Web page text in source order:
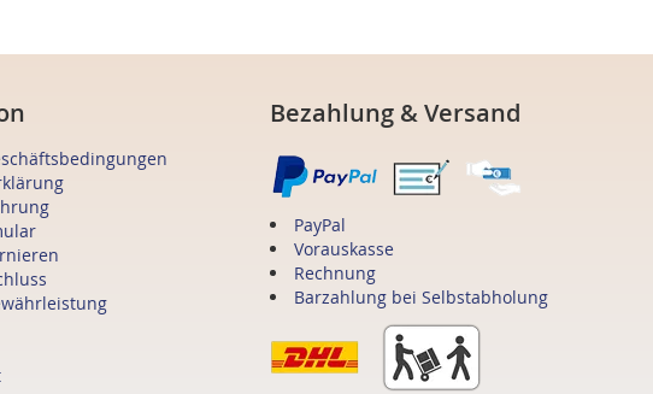
Bezahlung & Versand
PayPal
Vorauskasse
Rechnung
Barzahlung bei Selbstabholung